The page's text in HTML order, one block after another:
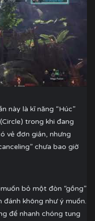
này là kĩ năng “Húc”
trong khi đang
vẻ đơn giản, nhưng
chưa bao giờ
bỏ một đòn “gồng”
đánh không như ý muốn.
để nhanh chóng tung